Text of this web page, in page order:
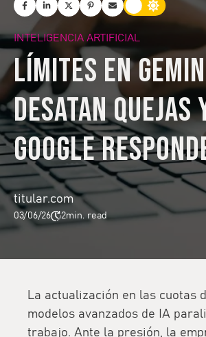
INTELIGENCIA ARTIFICIAL
Límites en
desatan quejas
Google
titular.com
03/06/26 2min. read
La actualización en las cuotas
modelos avanzados de IA
trabajo. Ante la presión, la